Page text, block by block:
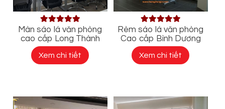
Màn sáo lá văn phòng
cao cấp Long Thành
Xem chi tiết
Rèm sáo lá văn phòng
Cao cấp Bình Dương
Xem chi tiết